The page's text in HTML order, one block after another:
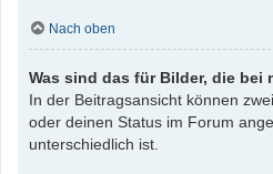
Nach oben
Was sind das für Bilder, die bei
In der Beitragsansicht können
oder deinen Status im Forum
unterschiedlich ist.